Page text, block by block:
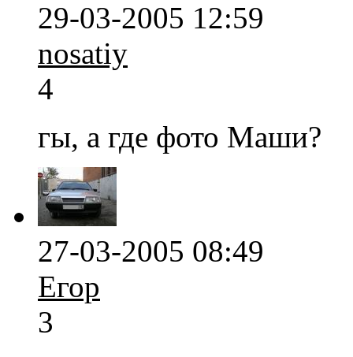
29-03-2005 12:59
nosatiy
4
гы, а где фото Маши?
27-03-2005 08:49
Егор
3